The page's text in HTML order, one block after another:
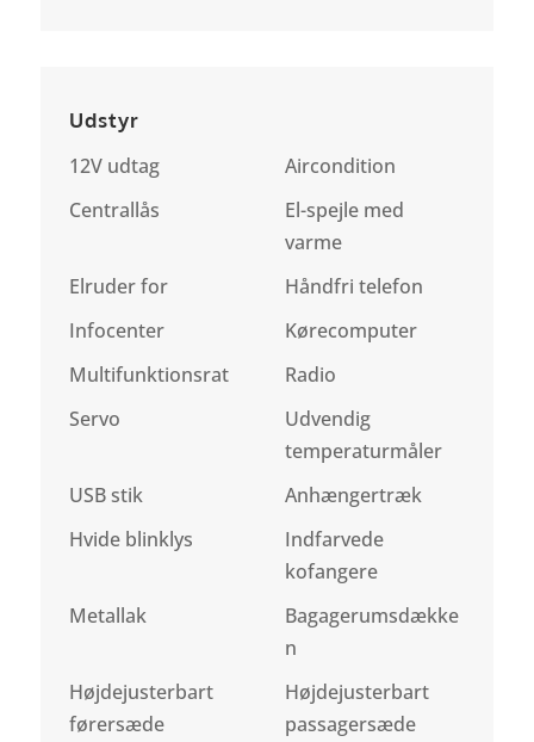
Udstyr
12V udtag
Aircondition
Centrallås
El-spejle med
varme
Elruder for
Håndfri telefon
Infocenter
Kørecomputer
Multifunktionsrat
Radio
Servo
Udvendig
temperaturmåler
USB stik
Anhængertræk
Hvide blinklys
Indfarvede
kofangere
Metallak
Bagagerumsdække
n
Højdejusterbart
førersæde
Højdejusterbart
passagersæde